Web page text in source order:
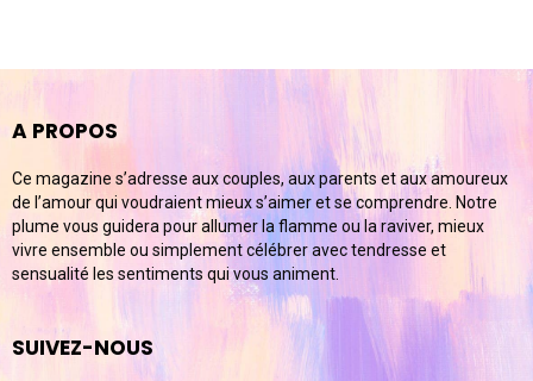
A PROPOS
Ce magazine s’adresse aux couples, aux parents et aux amoureux
de l’amour qui voudraient mieux s’aimer et se comprendre. Notre
plume vous guidera pour allumer la flamme ou la raviver, mieux
vivre ensemble ou simplement célébrer avec tendresse et
sensualité les sentiments qui vous animent.
SUIVEZ-NOUS